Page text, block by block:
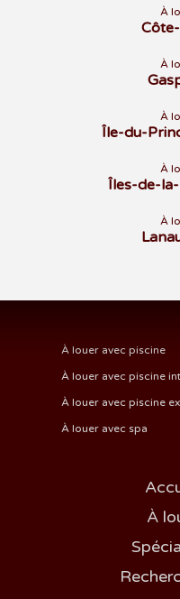
À
À
À
Île-du-
À
Îles-de-
À
À louer avec piscine
À louer avec piscine
À louer avec piscine
À louer avec spa
À